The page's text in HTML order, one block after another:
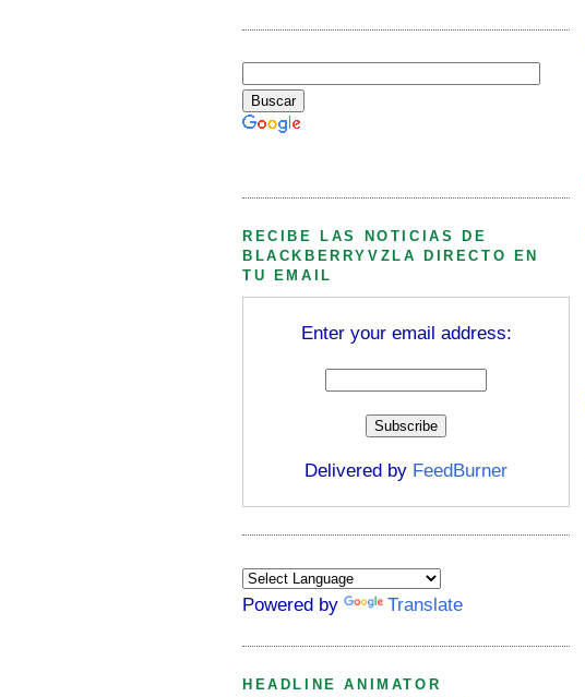
RECIBE LAS NOTICIAS DE
BLACKBERRYVZLA DIRECTO EN
TU EMAIL
Enter your email address:
Delivered by FeedBurner
Powered by Translate
HEADLINE ANIMATOR